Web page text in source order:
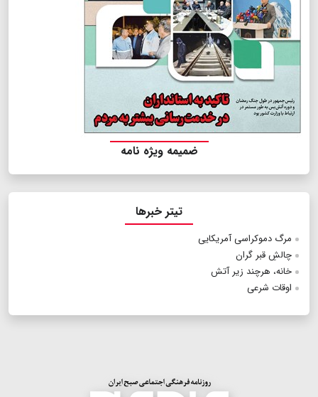
ضمیمه ویژه نامه
تیتر خبرها
مرگ دموکراسی آمریکایی
چالشِ قبر گران
خانه، هرچند زیر آتش
اوقات شرعی